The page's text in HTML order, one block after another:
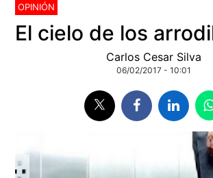
OPINIÓN
El cielo de los
Carlos Cesar Silva
06/02/2017 - 10:01